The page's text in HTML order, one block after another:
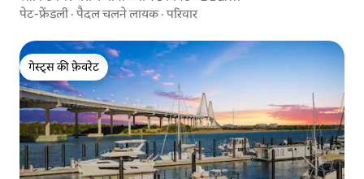
पेट-फ्रेंडली ·पैदल चलने लायक·परिवार
गेस्ट्स की फ़ेवरेट
गेस्ट्स की फ़ेवरेट